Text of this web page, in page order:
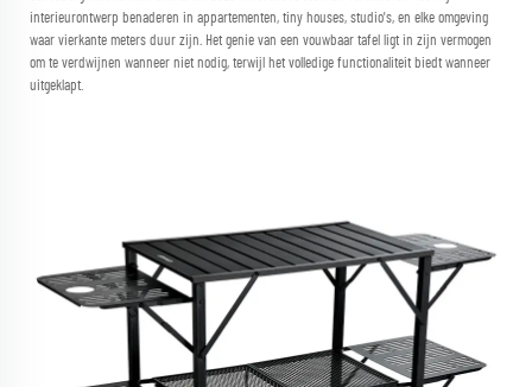
interieurontwerp benaderen in appartementen, tiny houses, studio's, en elke omgeving
waar vierkante meters duur zijn. Het genie van een vouwbaar tafel ligt in zijn vermogen
om te verdwijnen wanneer niet nodig, terwijl het volledige functionaliteit biedt wanneer
uitgeklapt.